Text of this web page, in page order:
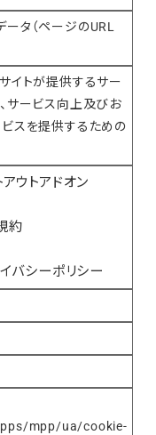
タ（ページのURL
イトが提供するサー
サービス向上及びお
スを提供するための
ウトアドオン
約
バシーポリシー
mpp/ua/cookie-